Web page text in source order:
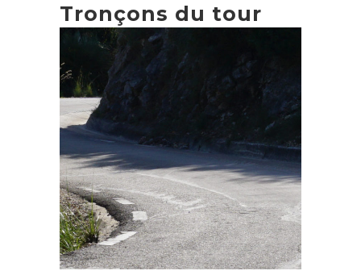
Tronçons du tour